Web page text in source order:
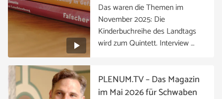
Das waren die Themen im
November 2025: Die
Kinderbuchreihe des Landtags
wird zum Quintett. Interview …
PLENUM.TV – Das Magazin
im Mai 2026 für Schwaben